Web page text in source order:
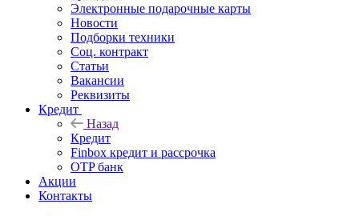
Электронные подарочные карты
Новости
Подборки техники
Соц. контракт
Статьи
Вакансии
Реквизиты
Кредит
Назад
Кредит
Finbox кредит и рассрочка
OTP банк
Акции
Контакты